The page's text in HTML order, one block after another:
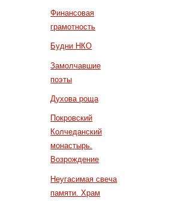
Финансовая
грамотность
Будни НКО
Замолчавшие
поэты
Духова роща
Покровский
Колчеданский
монастырь.
Возрождение
Неугасимая свеча
памяти. Храм